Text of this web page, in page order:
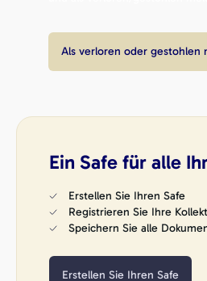
Als verloren oder gestohlen
Ein Safe für alle
Erstellen Sie Ihren Safe
Registrieren Sie Ihre
Speichern Sie alle
Erstellen Sie Ihren Safe